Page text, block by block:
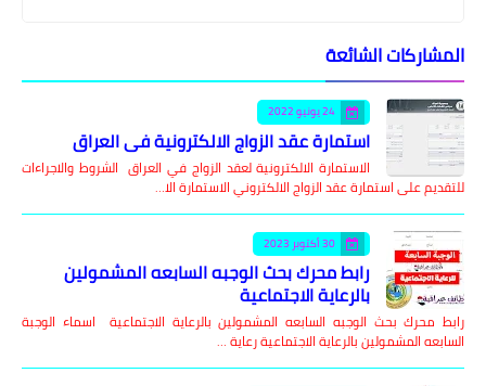
المشاركات الشائعة
24 يونيو 2022
استمارة عقد الزواج الالكترونية في العراق
الاستمارة الالكترونية لعقد الزواج في العراق الشروط والاجراءات
للتقديم على استمارة عقد الزواج الالكتروني الاستمارة الا…
30 أكتوبر 2023
رابط محرك بحث الوجبه السابعه المشمولين
بالرعاية الاجتماعية
رابط محرك بحث الوجبه السابعه المشمولين بالرعاية الاجتماعية اسماء الوجبة
السابعه المشمولين بالرعاية الاجتماعية رعاية …